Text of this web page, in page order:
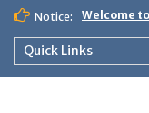
Skip
content
Notice: Welcome
Quick Links